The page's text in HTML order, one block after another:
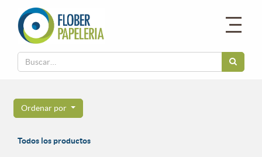
Ordenar por
Todos los productos